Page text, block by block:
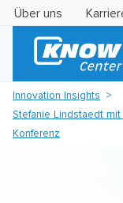
Über uns
Innovation Insights
Stefanie Lindstaedt
Konferenz